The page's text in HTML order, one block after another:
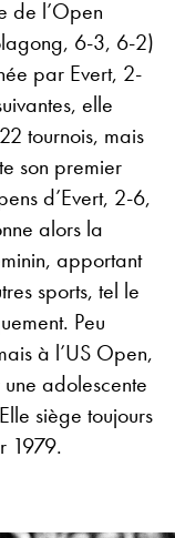
de l’Open
6-3, 6-2)
par Evert, 2-
elle
tournois, mais
son premier
d’Evert, 2-6,
alors la
apportant
sports, tel le
Peu
à l’US Open,
adolescente
siège toujours
1979.